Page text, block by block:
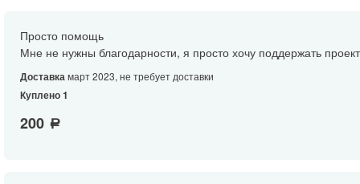
Просто помощь
Мне не нужны благодарности, я просто хочу поддержать
Доставкамарт 2023, не требует доставки
Куплено 1
200 a